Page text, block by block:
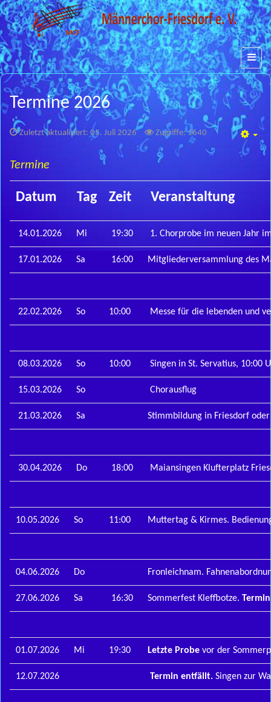
Termine 2026
Zuletzt aktualisiert: 05. Juli 2026 Zugriffe: 1640
Termine
Datum Tag Zeit Veranstaltung
14.01.2026 Mi 19:30 1. Chorprobe im neuen Jahr
17.01.2026 Sa 16:00 Mitgliederversammlung des
22.02.2026 So 10:00 Messe für die lebenden und
08.03.2026 So 10:00 Singen in St. Servatius, 10:00
15.03.2026 So Chorausflug
21.03.2026 Sa Stimmbildung in Friesdorf
30.04.2026 Do 18:00 Maiansingen Klufterplatz
10.05.2026 So 11:00 Muttertag & Kirmes.
04.06.2026 Do Fronleichnam.
27.06.2026 Sa 16:30 Sommerfest Kleffbotze.
01.07.2026 Mi 19:30 Letzte Probe vor der
12.07.2026 Termin entfällt. Singen zur